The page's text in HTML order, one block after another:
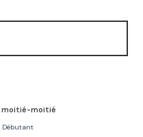
moitié-moitié
Débutant